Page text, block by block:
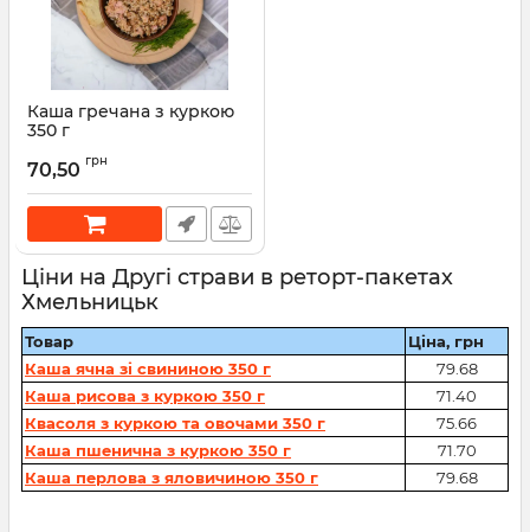
Каша гречана з куркою
350 г
70,50 грн
Ціни на Другі страви в реторт-пакетах
Хмельницьк
Товар
Ціна, грн
Каша ячна зі свининою 350 г
79.68
Каша рисова з куркою 350 г
71.40
Квасоля з куркою та овочами 350 г
75.66
Каша пшенична з куркою 350 г
71.70
Каша перлова з яловичиною 350 г
79.68